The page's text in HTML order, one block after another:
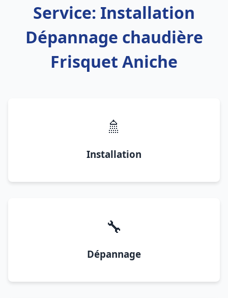
Service: Installation
Dépannage chaudière
Frisquet Aniche
🚿
Installation
🔧
Dépannage